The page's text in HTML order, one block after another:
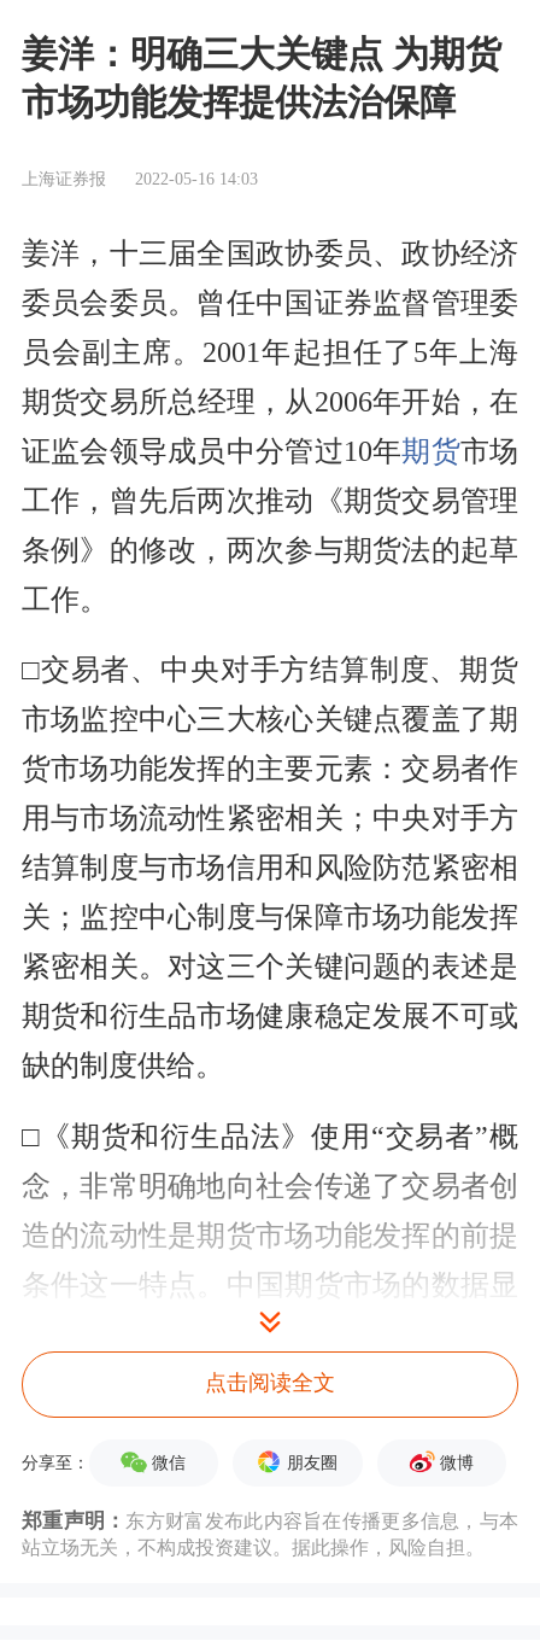
姜洋：明确三大关键点 为期货
市场功能发挥提供法治保障
上海证券报 2022-05-16 14:03
姜洋，十三届全国政协委员、政协经济
委员会委员。曾任中国证券监督管理委
员会副主席。2001年起担任了5年上海
期货交易所总经理，从2006年开始，在
证监会领导成员中分管过10年期货市场
工作，曾先后两次推动《期货交易管理
条例》的修改，两次参与期货法的起草
工作。
□交易者、中央对手方结算制度、期货
市场监控中心三大核心关键点覆盖了期
货市场功能发挥的主要元素：交易者作
用与市场流动性紧密相关；中央对手方
结算制度与市场信用和风险防范紧密相
关；监控中心制度与保障市场功能发挥
紧密相关。对这三个关键问题的表述是
期货和衍生品市场健康稳定发展不可或
缺的制度供给。
□《期货和衍生品法》使用“交易者”概
念，非常明确地向社会传递了交易者创
造的流动性是期货市场功能发挥的前提
条件这一特点。中国期货市场的数据显
示，实体经济的套期保值者在10多年时
间里增长了近三倍。这当中，以投机者
□《期货和衍生品法》明确规定“期货结
算机构作为中央对手方，是结算参与人
点击阅读全文
分享至： 微信 朋友圈 微博
郑重声明： 东方财富发布此内容旨在传播更多信息，与本
站立场无关，不构成投资建议。据此操作，风险自担。